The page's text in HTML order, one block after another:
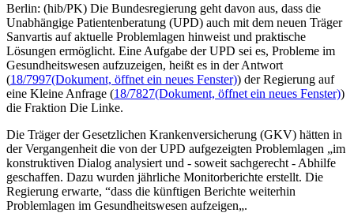
Berlin: (hib/PK) Die Bundesregierung geht davon aus, dass die
Unabhängige Patientenberatung (UPD) auch mit dem neuen Träger
Sanvartis auf aktuelle Problemlagen hinweist und praktische
Lösungen ermöglicht. Eine Aufgabe der UPD sei es, Probleme im
Gesundheitswesen aufzuzeigen, heißt es in der Antwort
(18/7997(Dokument, öffnet ein neues Fenster)) der Regierung auf
eine Kleine Anfrage (18/7827(Dokument, öffnet ein neues Fenster))
die Fraktion Die Linke.
Die Träger der Gesetzlichen Krankenversicherung (GKV) hätten in
der Vergangenheit die von der UPD aufgezeigten Problemlagen „im
konstruktiven Dialog analysiert und - soweit sachgerecht - Abhilfe
geschaffen. Dazu wurden jährliche Monitorberichte erstellt. Die
Regierung erwarte, “dass die künftigen Berichte weiterhin
Problemlagen im Gesundheitswesen aufzeigen„.